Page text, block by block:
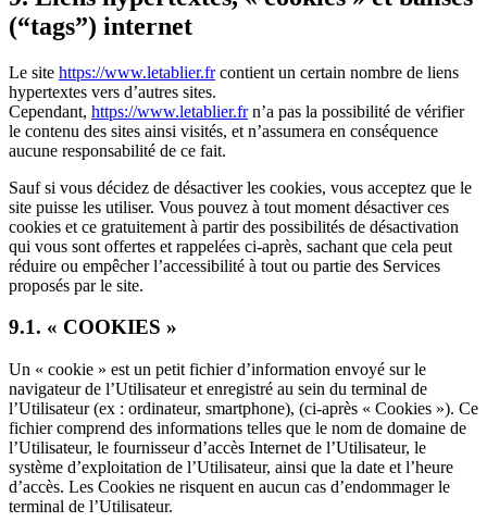
(“tags”) internet
Le site https://www.letablier.frcontient un certain nombre de liens
hypertextes vers d’autres sites.
Cependant, https://www.letablier.frn’a pas la possibilité de vérifier
le contenu des sites ainsi visités, et n’assumera en conséquence
aucune responsabilité de ce fait.
Sauf si vous décidez de désactiver les cookies, vous acceptez que le
site puisse les utiliser. Vous pouvez à tout moment désactiver ces
cookies et ce gratuitement à partir des possibilités de désactivation
qui vous sont offertes et rappelées ci-après, sachant que cela peut
réduire ou empêcher l’accessibilité à tout ou partie des Services
proposés par le site.
9.1. « COOKIES »
Un « cookie » est un petit fichier d’information envoyé sur le
navigateur de l’Utilisateur et enregistré au sein du terminal de
l’Utilisateur (ex : ordinateur, smartphone), (ci-après « Cookies »). Ce
fichier comprend des informations telles que le nom de domaine de
l’Utilisateur, le fournisseur d’accès Internet de l’Utilisateur, le
système d’exploitation de l’Utilisateur, ainsi que la date et l’heure
d’accès. Les Cookies ne risquent en aucun cas d’endommager le
terminal de l’Utilisateur.